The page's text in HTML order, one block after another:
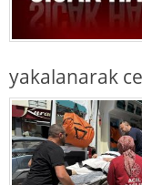
yakalanarak